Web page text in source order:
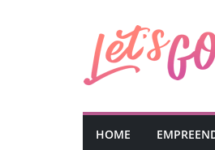
HOME